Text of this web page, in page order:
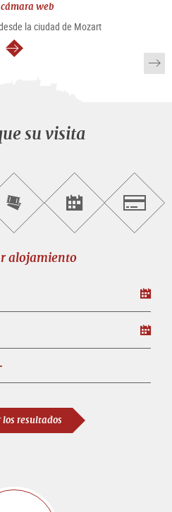
web
la ciudad de Mozart
continuar
su visita
Comprar
entradas
en
Encontrar<br>
eventos
alojamiento
disminuir
resultados